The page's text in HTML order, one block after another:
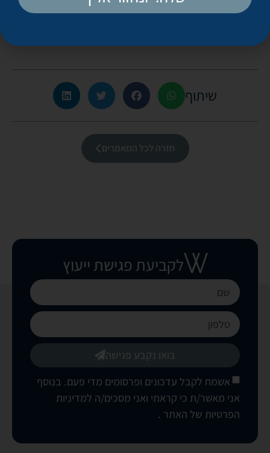
שיתוף
חזרה לכל המאמרים
לקביעת פגישת ייעוץ
אשמח לקבל עדכונים ופרסומים מדי פעם. בנוסף
אני מאשר/ת כי קראתי ואני מסכים/ה למדיניות
הפרטיות של האתר .
בואו נקבע פגישה